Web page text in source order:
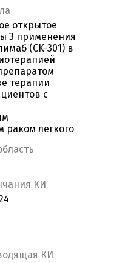
открытое
3 применения
(CK-301) в
терапии
с
раком легкого
КИ
КИ